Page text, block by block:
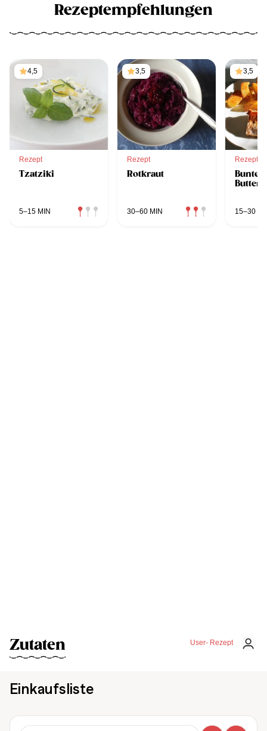
Rezeptempfehlungen
4,5
Rezept
Tzatziki
5–15 MIN
3,5
Rezept
Rotkraut
30–60 MIN
3,5
Rezept
Buntes
15–30
User- Rezept
Zutaten